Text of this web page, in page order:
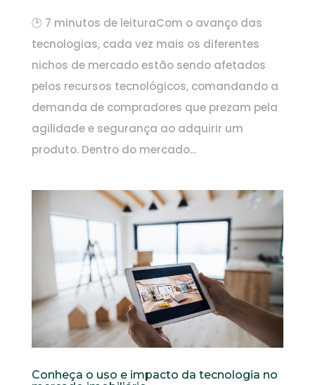
🕑 7 minutos de leituraCom o avanço das
tecnologias, cada vez mais os diferentes
nichos de mercado estão sendo afetados
pelos recursos tecnológicos, comandando a
demanda de compradores que prezam pela
agilidade e segurança ao adquirir um
produto. Dentro do mercado...
Conheça o uso e impacto da tecnologia no